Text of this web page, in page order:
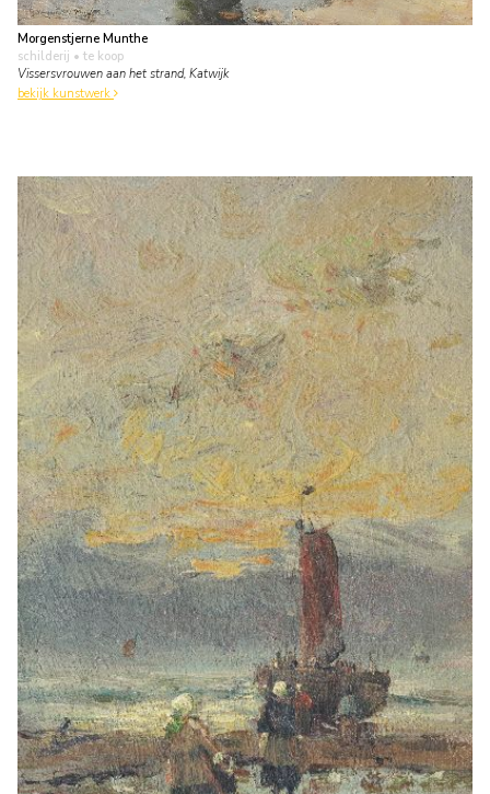
Morgenstjerne Munthe
schilderij • te koop
Vissersvrouwen aan het strand, Katwijk
bekijk kunstwerk